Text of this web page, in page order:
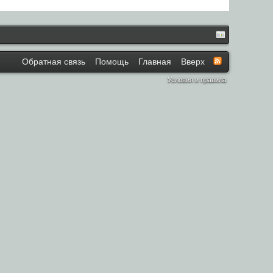
Обратная связь Помощь Главная Вверх
Условия и правила